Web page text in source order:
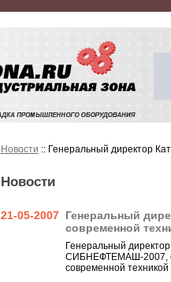
Новости :: Генеральный директор
Новости
21-05-2007 Генеральный
современной
Генеральный
СИБНЕФТЕМАШ-2007,
современной техникой